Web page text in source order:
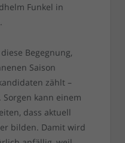
Funkel in
Begegnung,
Saison
zählt –
kann einem
dass aktuell
bilden. Damit wird